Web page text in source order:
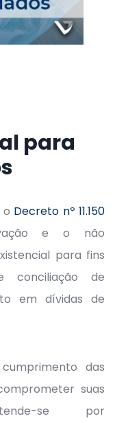
para
Decreto nº 11.150
e o não
para fins
conciliação de
em dívidas de
das
suas
se por